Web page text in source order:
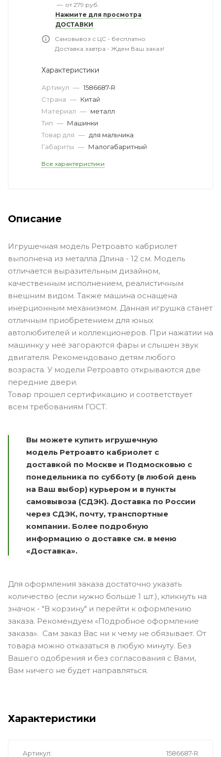
— от 279 руб.
Нажмите для просмотра
ДОСТАВКИ
Самовывоз с ЦС - бесплатно
Доставка завтра - Ждем Ваш заказ!
Характеристики
Артикул — 1586687-R
Страна — Китай
Материал — металл
Тип — Машинки
Товар для — для мальчика
Габариты — Малогабаритный
Все характеристики
Описание
Игрушечная модель Ретроавто кабриолет
выполнена из металла Длина - 12 см. Модель
отличается выразительным дизайном,
качественным исполнением, реалистичным
внешним видом. Также машина оснащена
инерционным механизмом. Данная игрушка станет
отличным приобретением для юных
автолюбителей и коллекционеров. При нажатии на
машинку у неё загораются фары и слышен звук
двигателя. Рекомендовано детям любого
возраста. У модели Ретроавто открываются две
передние двери.
Товар прошел сертификацию и соответствует
всем требованиям ГОСТ.
Вы можете купить игрушечную
модель Ретроавто кабриолет с
доставкой по Москве и Подмосковью с
понедельника по субботу (в любой день
на Ваш выбор) курьером и в пункты
самовывоза (СДЭК). Доставка по России
через СДЭК, почту, транспортные
компании. Более подробную
информацию о доставке см. в меню
«Доставка».
Для оформления заказа достаточно указать
количество (если нужно больше 1 шт.), кликнуть на
значок - "В корзину" и перейти к оформлению
заказа. Рекомендуем «Подробное оформление
заказа». Сам заказ Вас ни к чему не обязывает. От
товара можно отказаться в любую минуту. Без
Вашего одобрения и без согласования с Вами,
Вам ничего не будет направляться.
Характеристики
Артикул 1586687-R